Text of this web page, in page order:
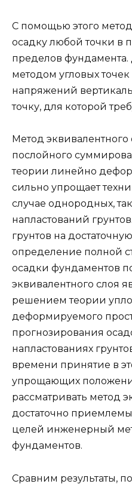
С помощью этого
осадку любой точки в
пределов фундамента.
методом угловых
напряжений
точку, для которой
Метод эквивалентного
послойного
теории линейно
сильно упрощает
случае однородных,
напластований
грунтов на
определение полной
осадки фундаментов
эквивалентного слоя
решением теории
деформируемого
прогнозирования
напластованиях
времени принятие в
упрощающих
рассматривать метод
достаточно
целей инженерный
фундаментов.
Сравним результаты,